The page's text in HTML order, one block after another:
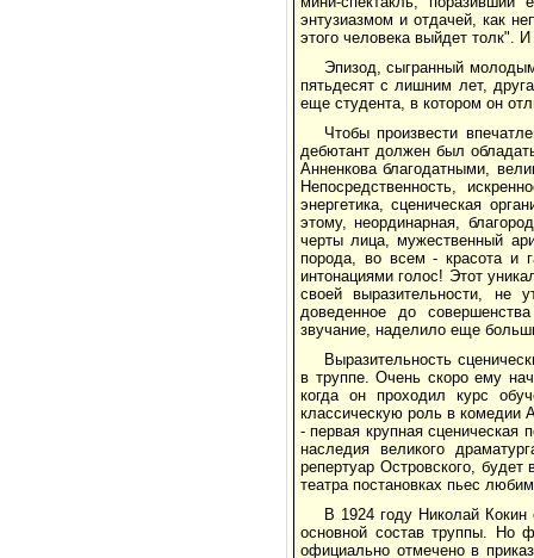
энтузиазмом и отдачей, как
этого человека выйдет толк".
Эпизод, сыгранный
пятьдесят с лишним лет,
еще студента, в котором он
Чтобы произвести
дебютант должен был
Анненкова благодатными,
Непосредственность,
энергетика, сценическая
этому, неординарная,
черты лица, мужественный
порода, во всем - красота и
интонациями голос! Этот
своей выразительности, не
доведенное до
звучание, наделило еще
Выразительность
в труппе. Очень скоро ему
когда он проходил курс
классическую роль в комедии
- первая крупная сценическая
наследия великого
репертуар Островского,
театра постановках пьес
В 1924 году Николай
основной состав труппы. Но
официально отмечено в